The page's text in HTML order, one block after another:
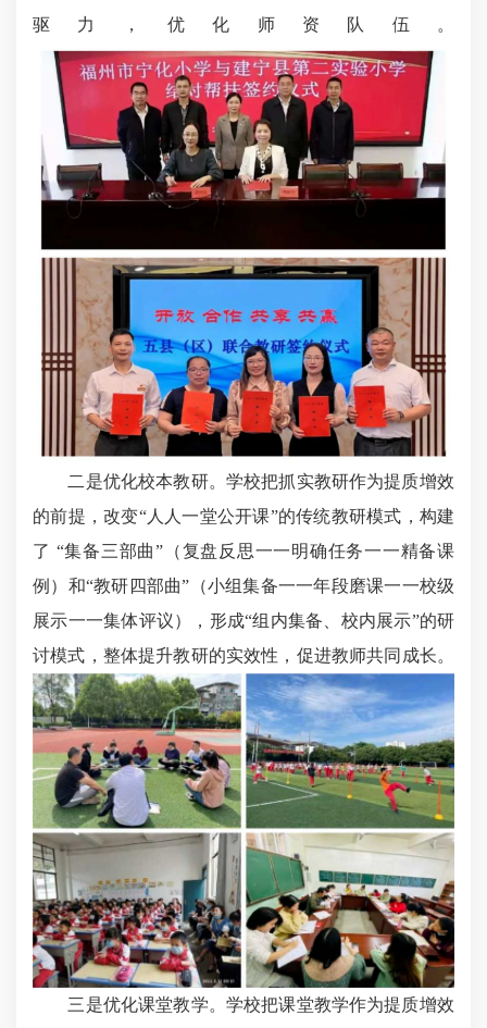
驱力，优化师资队伍。
二是优化校本教研。学校把抓实教研作为提质增效
的前提，改变“人人一堂公开课”的传统教研模式，构建
了 “集备三部曲”（复盘反思一一明确任务一一精备课
例）和“教研四部曲”（小组集备一一年段磨课一一校级
展示一一集体评议），形成“组内集备、校内展示”的研
讨模式，整体提升教研的实效性，促进教师共同成长。
三是优化课堂教学。学校把课堂教学作为提质增效